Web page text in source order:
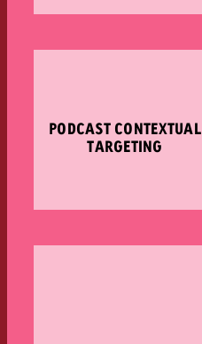
PODCAST CONTEXTUAL
TARGETING